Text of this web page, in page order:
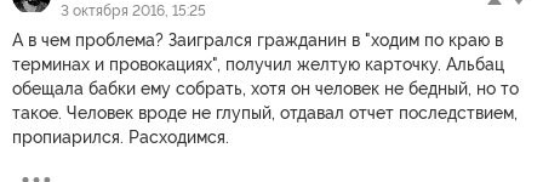
3 октября 2016, 15:25
А в чем проблема? Заигрался гражданин в "ходим по краю в
терминах и провокациях", получил желтую карточку. Альбац
обещала бабки ему собрать, хотя он человек не бедный, но то
такое. Человек вроде не глупый, отдавал отчет последствием,
пропиарился. Расходимся.